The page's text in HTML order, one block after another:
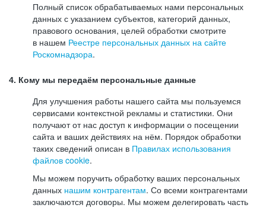
Полный список обрабатываемых нами персональных
данных с указанием субъектов, категорий данных,
правового основания, целей обработки смотрите
в нашем Реестре персональных данных на сайте
Роскомнадзора.
4. Кому мы передаём персональные данные
Для улучшения работы нашего сайта мы пользуемся
сервисами контекстной рекламы и статистики. Они
получают от нас доступ к информации о посещении
сайта и ваших действиях на нём. Порядок обработки
таких сведений описан в Правилах использования
файлов cookie.
Мы можем поручить обработку ваших персональных
данных нашим контрагентам. Со всеми контрагентами
заключаются договоры. Мы можем делегировать часть